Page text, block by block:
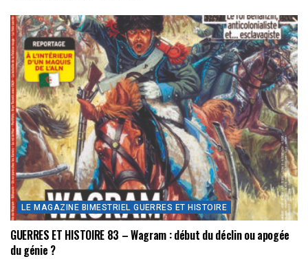
LE MAGAZINE BIMESTRIEL GUERRES ET HISTOIRE
GUERRES ET HISTOIRE 83 – Wagram : début du déclin ou apogée
du génie ?